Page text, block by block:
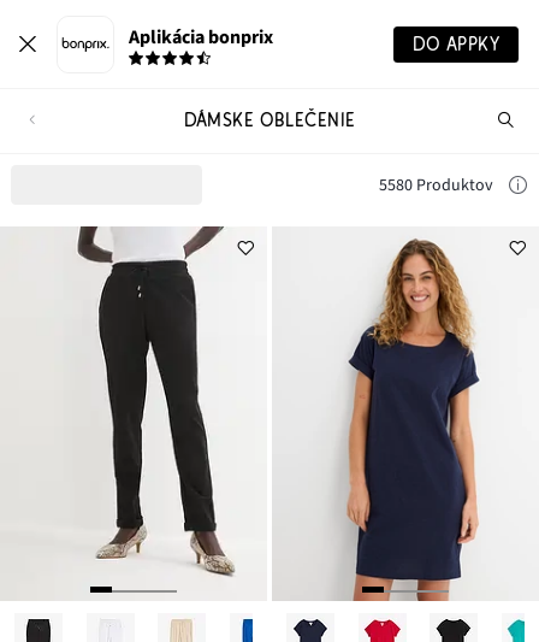
Aplikácia bonprix DO APPKY
DÁMSKE OBLEČENIE
5580 Produktov